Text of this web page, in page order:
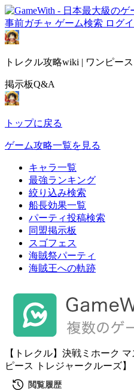
事前ガチャ ゲーム検索 ログ
トレクル攻略wiki | ワンピー
掲示板Q&A
トップに戻る
ゲーム攻略一覧を見る
キャラ一覧
最強ランキング
絞り込み検索
船長効果一覧
パーティ投稿検索
同盟掲示板
スゴフェス
海賊祭パーティ
海賊王への軌跡
【トレクル】決戦ミホーク
ピース トレジャークルーズ】